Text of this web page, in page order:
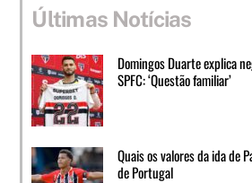
Últimas Notícias
Domingos Duarte explica
SPFC: ‘Questão familiar’
Quais os valores da ida de
de Portugal